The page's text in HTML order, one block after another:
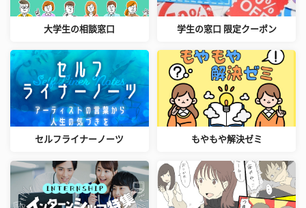
大学生の相談窓口 学生の窓口 限定クーポン
セルフライナーノーツ もやもや解決ゼミ